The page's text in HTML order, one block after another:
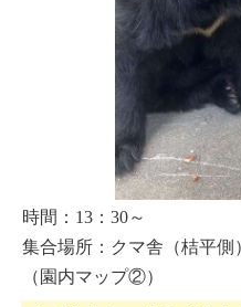
時間：13：30～
集合場所：クマ舎（桔平側
（園内マップ②）